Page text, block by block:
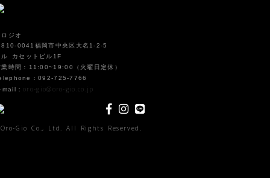
ロジオ
810-0041福岡市中央区大名1-2-5
ル カセットビル1F
業時間：11:00~19:00（火曜日定休）
：092-725-7766
mail：oro-gio@oro-gio.co.jp
Gio Co., Ltd. All Rights Reserved.